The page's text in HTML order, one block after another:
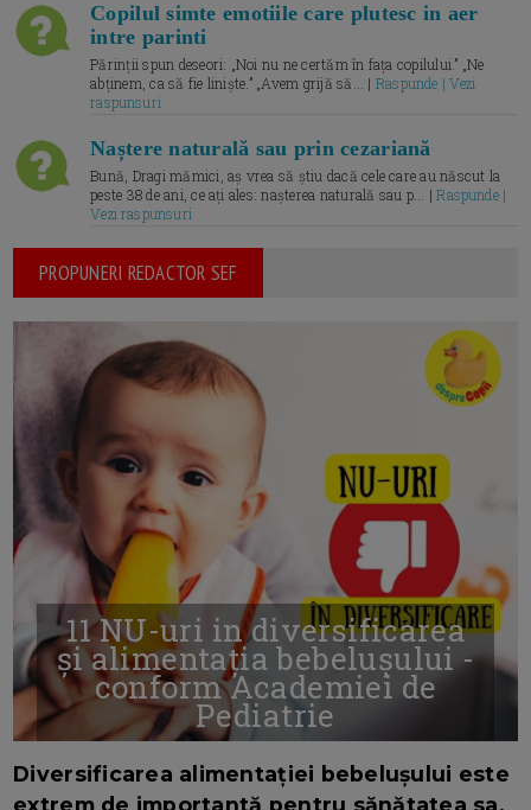
Copilul simte emotiile care plutesc in aer
intre parinti
Părinții spun deseori: „Noi nu ne certăm în fața copilului.” „Ne
abținem, ca să fie liniște.” „Avem grijă să... | Raspunde | Vezi
raspunsuri
Naștere naturală sau prin cezariană
Bună, Dragi mămici, aș vrea să știu dacă cele care au născut la
peste 38 de ani, ce ați ales: nașterea naturală sau p... |Raspunde |
Vezi raspunsuri
PROPUNERI REDACTOR SEF
11 NU-uri in diversificarea
și alimentația bebelușului -
conform Academiei de
Pediatrie
Diversificarea alimentației bebelușului este